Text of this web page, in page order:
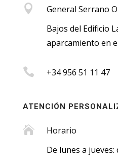

General Serrano
Bajos del Edificio
aparcamiento en
 +34 956 51 11 47
ATENCIÓN

Horario
De lunes a jueves: